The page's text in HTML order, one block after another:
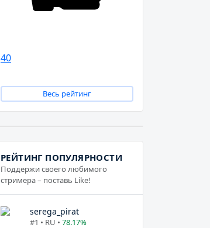
40
Весь рейтинг
РЕЙТИНГ ПОПУЛЯРНОСТИ
Поддержи своего любимого
стримера – поставь Like!
serega_pirat
#1 • RU • 78.17%